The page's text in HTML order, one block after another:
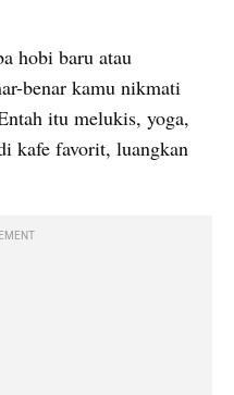
hobi baru atau
benar kamu nikmati
itu melukis, yoga,
kafe favorit, luangkan